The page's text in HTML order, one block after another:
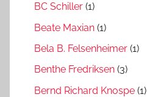
BC Schiller (1)
Beate Maxian (1)
Bela B. Felsenheimer (1)
Benthe Fredriksen (3)
Bernd Richard Knospe (1)